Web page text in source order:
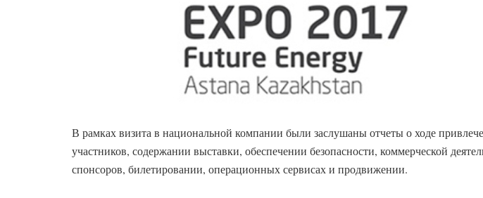
В рамках визита в национальной компании были заслушаны отчеты о ходе
участников, содержании выставки, обеспечении безопасности, коммерческой
спонсоров, билетировании, операционных сервисах и продвижении.